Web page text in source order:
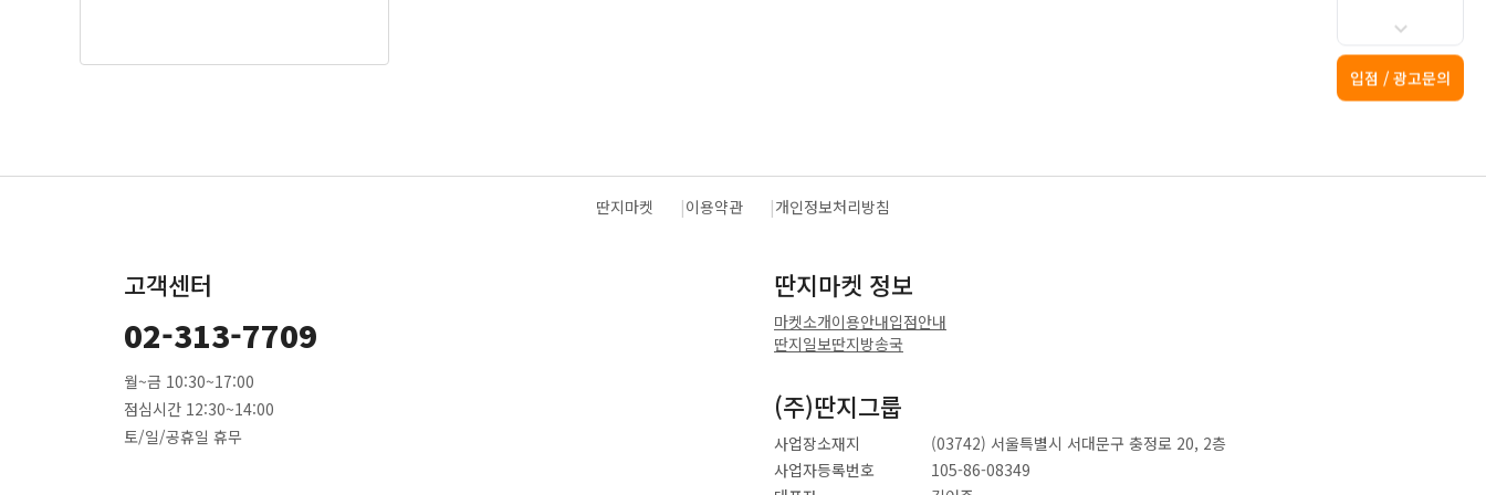
딴지마켓 이용약관 개인정보처리방침
고객센터
02-313-7709
월~금 10:30~17:00
점심시간 12:30~14:00
토/일/공휴일 휴무
딴지마켓 정보
마켓소개이용안내입점안내
딴지일보딴지방송국
(주)딴지그룹
사업장소재지
(03742) 서울특별시 서대문구 충정로 20, 2층
사업자등록번호
105-86-08349
입점 / 광고문의